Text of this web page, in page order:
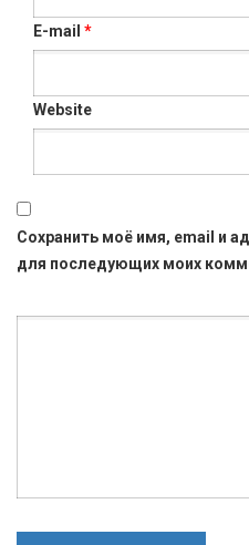
E-mail *
Website
Сохранить моё имя, email и
для последующих моих